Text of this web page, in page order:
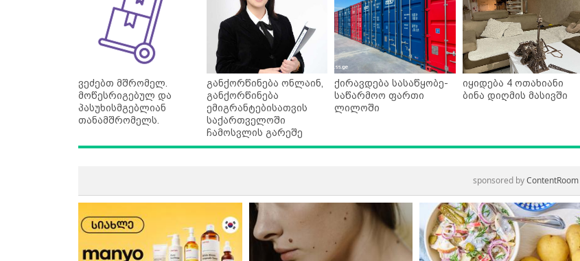
ვეძებთ მშრომელ.
მოწესრიგებულ და
პასუხისმგებლიან
თანამშრომელს.
განქორწინება ონლაინ,
განქორწინება
ემიგრანტებისათვის
საქართველოში
ჩამოსვლის გარეშე
ქირავდება სასაწყობე-
საწარმოო ფართი
ლილოში
იყიდება 4 ოთახიანი
ბინა დიღმის მასივში
sponsored byContentRoom